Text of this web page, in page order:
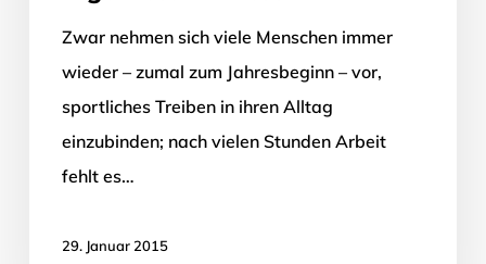
Zwar nehmen sich viele Menschen immer
wieder – zumal zum Jahresbeginn – vor,
sportliches Treiben in ihren Alltag
einzubinden; nach vielen Stunden Arbeit
fehlt es…
29. Januar 2015